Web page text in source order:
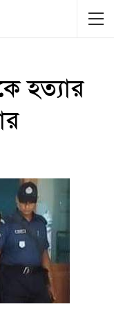
হত্যার